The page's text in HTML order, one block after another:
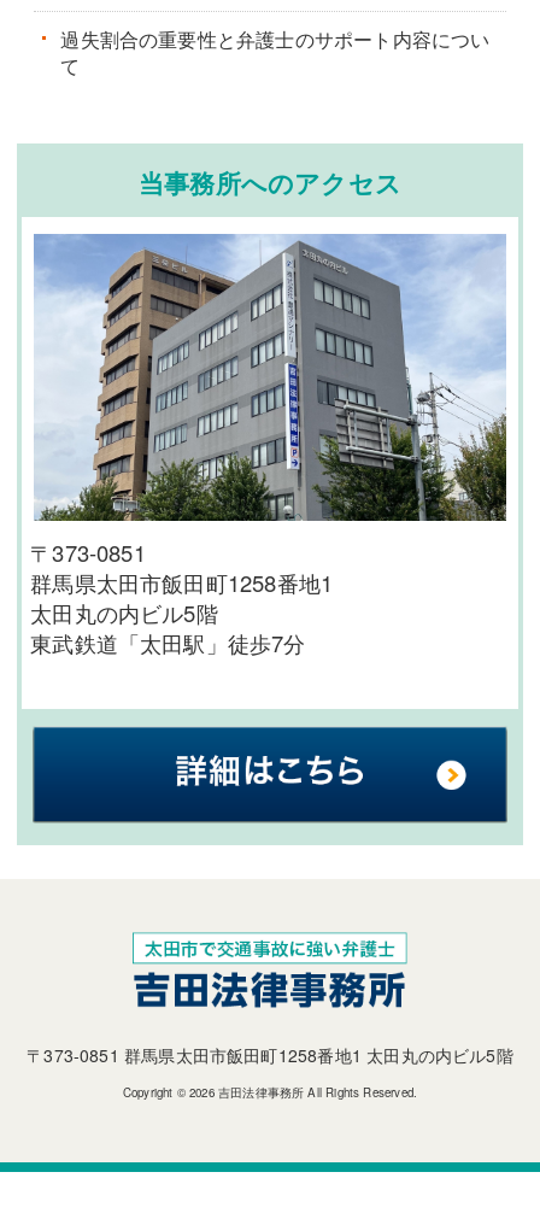
過失割合の重要性と弁護士のサポート内容につい
て
当事務所へのアクセス
〒373-0851
群馬県太田市飯田町1258番地1
太田丸の内ビル5階
東武鉄道「太田駅」徒歩7分
〒373-0851 群馬県太田市飯田町1258番地1 太田丸の内ビル5階
Copyright © 2026 吉田法律事務所 All Rights Reserved.